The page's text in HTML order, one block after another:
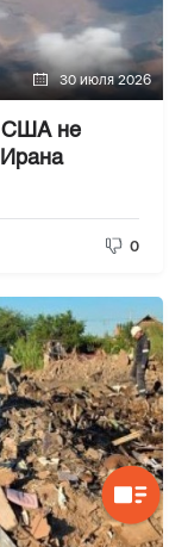
30 июля 2026
США не
0